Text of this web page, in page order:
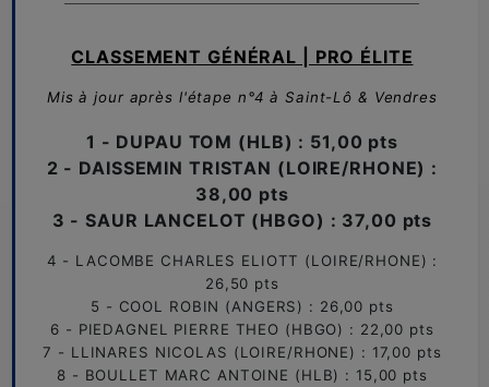
CLASSEMENT GÉNÉRAL | PRO ÉLITE
Mis à jour après l'étape n°4 à Saint-Lô & Vendres
1 - DUPAU TOM (HLB) : 51,00 pts
2 - DAISSEMIN TRISTAN (LOIRE/RHONE) :
38,00 pts
3 - SAUR LANCELOT (HBGO) : 37,00 pts
4 - LACOMBE CHARLES ELIOTT (LOIRE/RHONE) :
26,50 pts
5 - COOL ROBIN (ANGERS) : 26,00 pts
6 - PIEDAGNEL PIERRE THEO (HBGO) : 22,00 pts
7 - LLINARES NICOLAS (LOIRE/RHONE) : 17,00 pts
8 - BOULLET MARC ANTOINE (HLB) : 15,00 pts